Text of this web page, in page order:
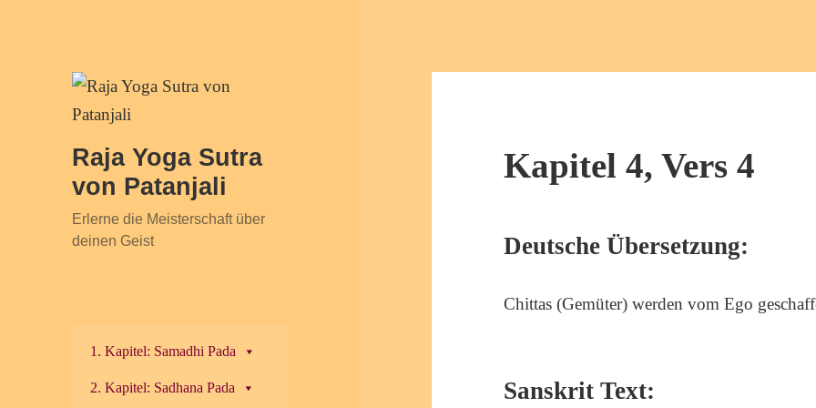
Raja Yoga Sutra
von Patanjali
Erlerne die Meisterschaft über
deinen Geist
1. Kapitel: Samadhi Pada
2. Kapitel: Sadhana Pada
Kapitel 4, Vers 4
Deutsche Übersetzung:
Chittas (Gemüter) werden vom Ego
Sanskrit Text: